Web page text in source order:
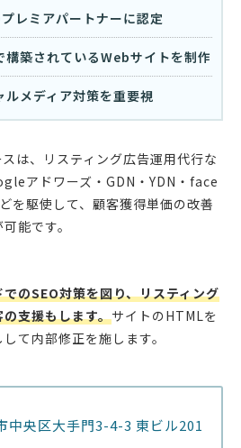
レミアパートナーに認定
構築されているWebサイトを制作
ルメディア対策を重要視
は、リスティング広告運用代行な
アドワーズ・GDN・YDN・face
を駆使して、顧客獲得単価の改善
能です。
のSEO対策を図り、リスティング
支援もします。サイトのHTMLを
て内部修正を施します。
中央区⼤⼿⾨3-4-3 東ビル201